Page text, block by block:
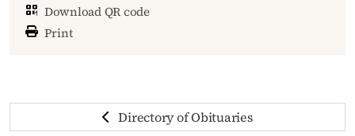
Download QR code
Print
Directory of Obituaries